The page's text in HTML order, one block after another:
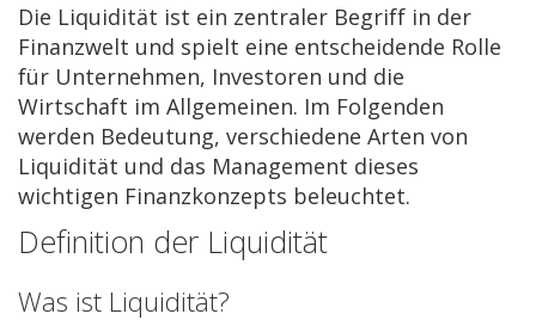
Die Liquidität ist ein zentraler Begriff in der
Finanzwelt und spielt eine entscheidende Rolle
für Unternehmen, Investoren und die
Wirtschaft im Allgemeinen. Im Folgenden
werden Bedeutung, verschiedene Arten von
Liquidität und das Management dieses
wichtigen Finanzkonzepts beleuchtet.
Definition der Liquidität
Was ist Liquidität?